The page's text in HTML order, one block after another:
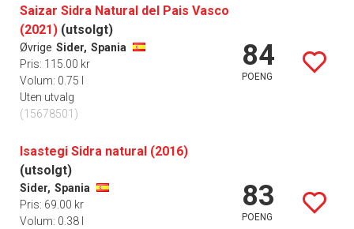
Saizar Sidra Natural del Pais Vasco
(2021) (utsolgt)
Øvrige Sider, Spania
Pris: 115.00 kr
Volum: 0.75 l
Uten utvalg
(15678501)
84
POENG
Isastegi Sidra natural (2016)
(utsolgt)
Sider, Spania
Pris: 69.00 kr
Volum: 0.38 l
83
POENG